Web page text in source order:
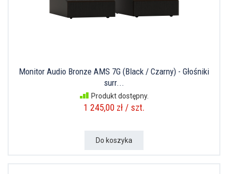
Monitor Audio Bronze AMS 7G (Black / Czarny) - Głośniki
surr...
Produkt dostępny.
1 245,00 zł / szt.
Do koszyka